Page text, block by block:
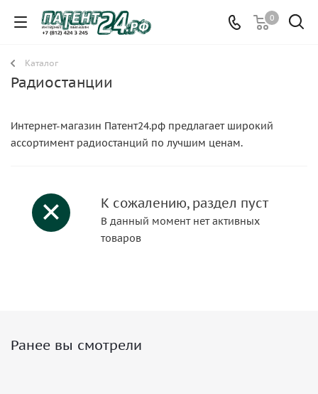
0
Каталог
Радиостанции
Интернет-магазин Патент24.рф предлагает широкий
ассортимент радиостанций по лучшим ценам.
К сожалению, раздел пуст
В данный момент нет активных
товаров
Ранее вы смотрели